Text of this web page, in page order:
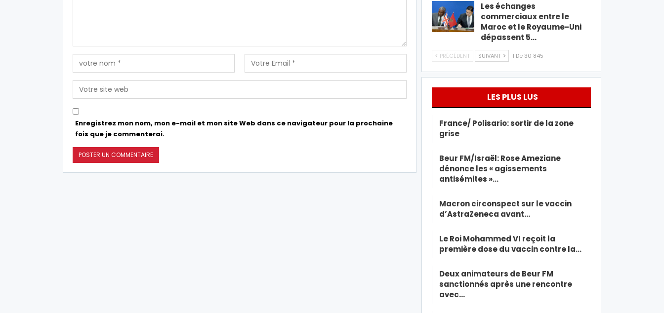
Enregistrez mon nom, mon e-mail et mon site Web dans ce navigateur pour la prochaine
fois que je commenterai.
Les échanges
commerciaux entre le
Maroc et le Royaume-Uni
dépassent 5…
PRÉCÉDENT SUIVANT 1 De 30 845
LES PLUS LUS
France/ Polisario: sortir de la zone
grise
Beur FM/Israël: Rose Ameziane
dénonce les « agissements
antisémites »…
Macron circonspect sur le vaccin
d’AstraZeneca avant…
Le Roi Mohammed VI reçoit la
première dose du vaccin contre la…
Deux animateurs de Beur FM
sanctionnés après une rencontre
avec…